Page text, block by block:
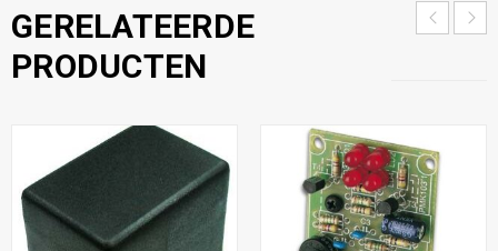
GERELATEERDE
PRODUCTEN